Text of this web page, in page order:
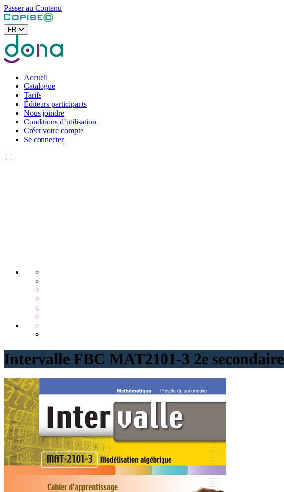
Passer au Contenu
FR
Accueil
Catalogue
Tarifs
Éditeurs participants
Nous joindre
Conditions d’utilisation
Créer votre compte
Se connecter
Intervalle FBC MAT2101-3 2e secondaire